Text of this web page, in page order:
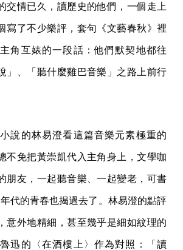
交情已久，讀歷史的他們，一個走上
寫了不少樂評，套句《文藝春秋》裡
主角互婊的一段話：他們默契地都往
」、「聽什麼雞巴音樂」之路上前行
說的林易澄看這篇音樂元素極重的
不免把黃崇凱代入主角身上，文學咖
朋友，一起聽音樂、一起變老，可書
代的青春也揭過去了。林易澄的點評
意外地精細，甚至幾乎是細如紋理的
迅的〈在酒樓上〉作為對照：「讀